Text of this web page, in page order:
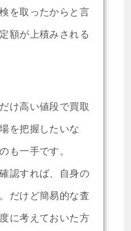
を取ったからと言
額が上積みされる
け高い値段で買取
を把握したいな
も一手です。
認すれば、自身の
だけど簡易的な査
に考えておいた方